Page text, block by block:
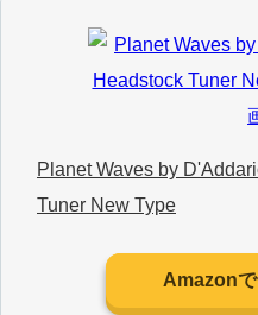
Planet Waves by
Tuner New Type
Amazon